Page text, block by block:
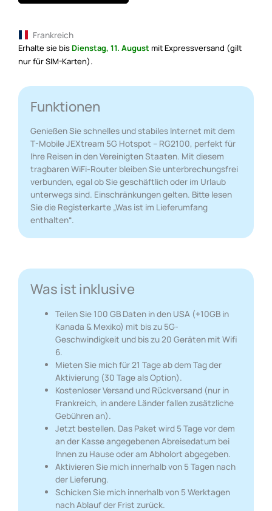
Frankreich
Erhalte sie bisDienstag, 11. August mit Expressversand (gilt
nur für SIM-Karten).
Funktionen
Genießen Sie schnelles und stabiles Internet mit dem
T-Mobile JEXtream 5G Hotspot – RG2100, perfekt für
Ihre Reisen in den Vereinigten Staaten. Mit diesem
tragbaren WiFi-Router bleiben Sie unterbrechungsfrei
verbunden, egal ob Sie geschäftlich oder im Urlaub
unterwegs sind. Einschränkungen gelten. Bitte lesen
Sie die Registerkarte „Was ist im Lieferumfang
enthalten“.
Was ist inklusive
Teilen Sie 100 GB Daten in den USA (+10GB in
Kanada & Mexiko) mit bis zu 5G-
Geschwindigkeit und bis zu 20 Geräten mit Wifi
6.
Mieten Sie mich für 21 Tage ab dem Tag der
Aktivierung (30 Tage als Option).
Kostenloser Versand und Rückversand (nur in
Frankreich, in andere Länder fallen zusätzliche
Gebühren an).
Jetzt bestellen. Das Paket wird 5 Tage vor dem
an der Kasse angegebenen Abreisedatum bei
Ihnen zu Hause oder am Abholort abgegeben.
Aktivieren Sie mich innerhalb von 5 Tagen nach
der Lieferung.
Schicken Sie mich innerhalb von 5 Werktagen
nach Ablauf der Frist zurück.